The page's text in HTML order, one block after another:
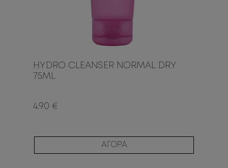
HYDRO CLEANSER NORMAL DRY
75ML
4.90 €
ΑΓΟΡΑ